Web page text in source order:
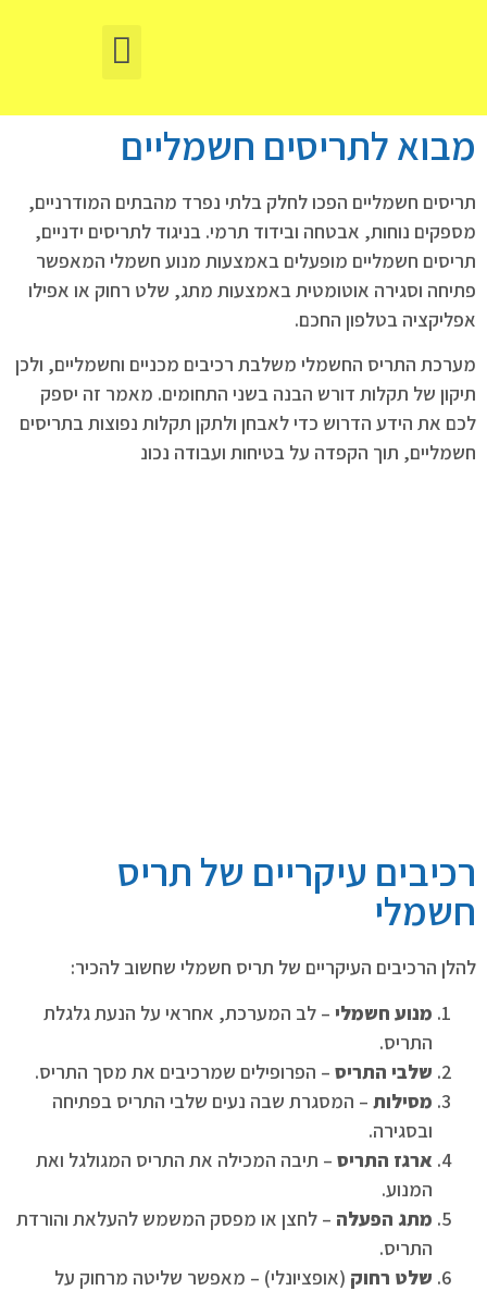
מבוא לתריסים חשמליים
תריסים חשמליים הפכו לחלק בלתי נפרד מהבתים המודרניים,
מספקים נוחות, אבטחה ובידוד תרמי. בניגוד לתריסים ידניים,
תריסים חשמליים מופעלים באמצעות מנוע חשמלי המאפשר
פתיחה וסגירה אוטומטית באמצעות מתג, שלט רחוק או אפילו
אפליקציה בטלפון החכם.
מערכת התריס החשמלי משלבת רכיבים מכניים וחשמליים, ולכן
תיקון של תקלות דורש הבנה בשני התחומים. מאמר זה יספק
לכם את הידע הדרוש כדי לאבחן ולתקן תקלות נפוצות בתריסים
חשמליים, תוך הקפדה על בטיחות ועבודה נכונ
רכיבים עיקריים של תריס
חשמלי
להלן הרכיבים העיקריים של תריס חשמלי שחשוב להכיר:
מנוע חשמלי – לב המערכת, אחראי על הנעת גלגלת
התריס.
שלבי התריס – הפרופילים שמרכיבים את מסך התריס.
מסילות – המסגרת שבה נעים שלבי התריס בפתיחה
ובסגירה.
ארגז התריס – תיבה המכילה את התריס המגולגל ואת
המנוע.
מתג הפעלה – לחצן או מפסק המשמש להעלאת והורדת
התריס.
שלט רחוק (אופציונלי) – מאפשר שליטה מרחוק על